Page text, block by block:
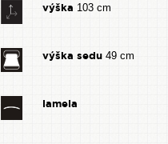
výška 103 cm
výška sedu 49 cm
lamela